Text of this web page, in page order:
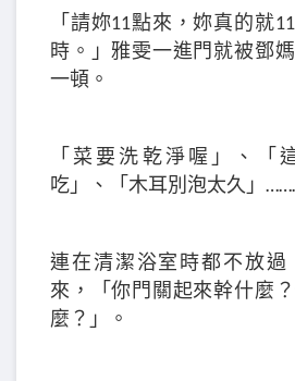
「請妳11點來，妳真的就
時。」雅雯一進門就被鄧
一頓。
「菜要洗乾淨喔」、「
吃」、
「木耳別泡太久」
連在清潔浴室時都不放過
來，「你門關起來幹什麼
麼？」。